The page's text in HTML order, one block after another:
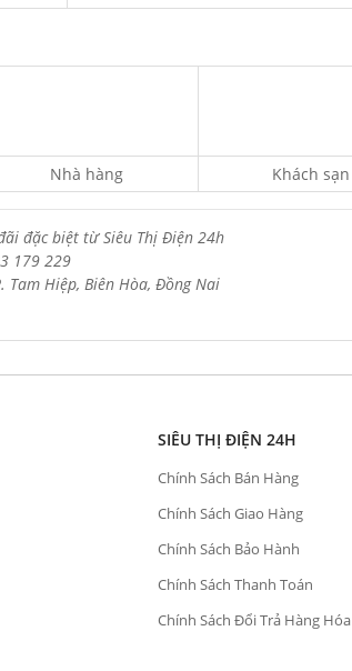
Nhà hàng Khách sạn
đặc biệt từ Siêu Thị Điện 24h
179 229
Tam Hiệp, Biên Hòa, Đồng Nai
SIÊU THỊ ĐIỆN 24H
Chính Sách Bán Hàng
Chính Sách Giao Hàng
Chính Sách Bảo Hành
Chính Sách Thanh Toán
Chính Sách Đổi Trả Hàng Hóa